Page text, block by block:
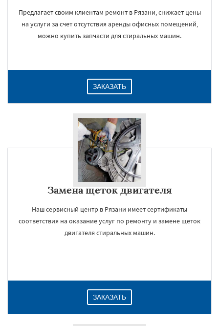
Предлагает своим клиентам ремонт в Рязани, снижает цены
на услуги за счет отсутствия аренды офисных помещений,
можно купить запчасти для стиральных машин.
ЗАКАЗАТЬ
Замена щеток двигателя
Наш сервисный центр в Рязани имеет сертификаты
соответствия на оказание услуг по ремонту и замене щеток
двигателя стиральных машин.
ЗАКАЗАТЬ